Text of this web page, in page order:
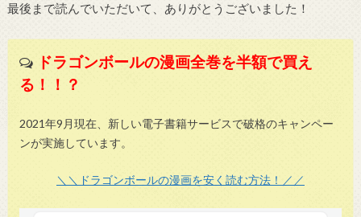
最後まで読んでいただいて、ありがとうございました！
ドラゴンボールの漫画全巻を半額で買え
る！！？
2021年9月現在、新しい電子書籍サービスで破格のキャンペー
ンが実施しています。
＼＼ドラゴンボールの漫画を安く読む方法！／／